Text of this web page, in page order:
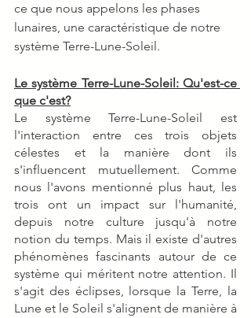
ce que nous appelons les phases
lunaires, une caractéristique de notre
système Terre-Lune-Soleil.
Le système Terre-Lune-Soleil: Qu'est-ce
que c'est?
Le système Terre-Lune-Soleil est
l'interaction entre ces trois objets
célestes et la manière dont ils
s'influencent mutuellement. Comme
nous l'avons mentionné plus haut, les
trois ont un impact sur l'humanité,
depuis notre culture jusqu'à notre
notion du temps. Mais il existe d'autres
phénomènes fascinants autour de ce
système qui méritent notre attention. Il
s'agit des éclipses, lorsque la Terre, la
Lune et le Soleil s'alignent de manière à